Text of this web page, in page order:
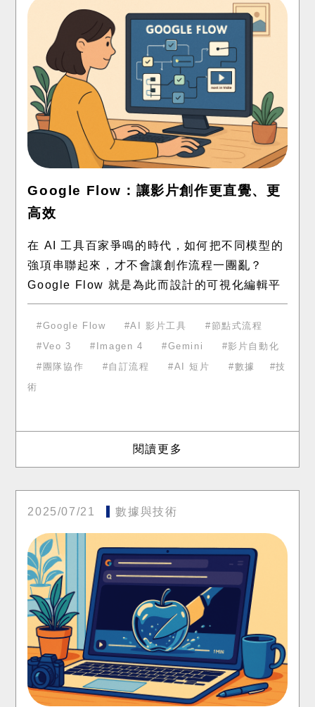
Google Flow：讓影片創作更直覺、更
高效
在 AI 工具百家爭鳴的時代，如何把不同模型的
強項串聯起來，才不會讓創作流程一團亂？
Google Flow 就是為此而設計的可視化編輯平
台。它把每一步 AI 操作都當作「積木」，拖一
拖、連一連，就能從
Google Flow AI 影片工具
節點式流程
Veo 3
Imagen 4 Gemini
影片自動化
團隊協作
自訂流程 AI 短片 數據
技
術
閱讀更多
2025/07/21 數據與技術